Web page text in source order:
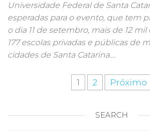
Universidade Federal de Santa
esperadas para o evento, que tem
o dia 11 de setembro, mais de 12
177 escolas privadas e públicas de
cidades de Santa Catarina.…
Navegação
posts
1 2 Próximo
SEARCH